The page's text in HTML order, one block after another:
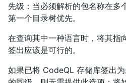
先级：当必须解析的包名称在多
第一个目录树优先。
在查询其中一种语言时，将其指
签出应该是可行的。
如果已将 CodeQL 存储库签出